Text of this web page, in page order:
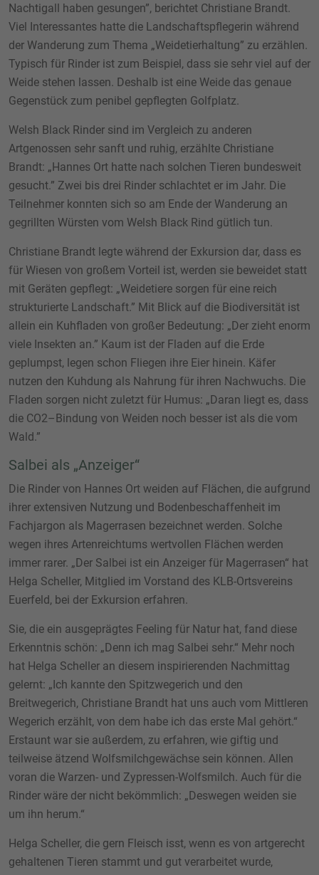
Nachtigall haben gesungen”, berichtet Christiane Brandt.
Viel Interessantes hatte die Landschaftspflegerin während
der Wanderung zum Thema „Weidetierhaltung” zu erzählen.
Typisch für Rinder ist zum Beispiel, dass sie sehr viel auf der
Weide stehen lassen. Deshalb ist eine Weide das genaue
Gegenstück zum penibel gepflegten Golfplatz.
Welsh Black Rinder sind im Vergleich zu anderen
Artgenossen sehr sanft und ruhig, erzählte Christiane
Brandt: „Hannes Ort hatte nach solchen Tieren bundesweit
gesucht.” Zwei bis drei Rinder schlachtet er im Jahr. Die
Teilnehmer konnten sich so am Ende der Wanderung an
gegrillten Würsten vom Welsh Black Rind gütlich tun.
Christiane Brandt legte während der Exkursion dar, dass es
für Wiesen von großem Vorteil ist, werden sie beweidet statt
mit Geräten gepflegt: „Weidetiere sorgen für eine reich
strukturierte Landschaft.” Mit Blick auf die Biodiversität ist
allein ein Kuhfladen von großer Bedeutung: „Der zieht enorm
viele Insekten an.” Kaum ist der Fladen auf die Erde
geplumpst, legen schon Fliegen ihre Eier hinein. Käfer
nutzen den Kuhdung als Nahrung für ihren Nachwuchs. Die
Fladen sorgen nicht zuletzt für Humus: „Daran liegt es, dass
die CO2–Bindung von Weiden noch besser ist als die vom
Wald.”
Salbei als „Anzeiger“
Die Rinder von Hannes Ort weiden auf Flächen, die aufgrund
ihrer extensiven Nutzung und Bodenbeschaffenheit im
Fachjargon als Magerrasen bezeichnet werden. Solche
wegen ihres Artenreichtums wertvollen Flächen werden
immer rarer. „Der Salbei ist ein Anzeiger für Magerrasen“ hat
Helga Scheller, Mitglied im Vorstand des KLB-Ortsvereins
Euerfeld, bei der Exkursion erfahren.
Sie, die ein ausgeprägtes Feeling für Natur hat, fand diese
Erkenntnis schön: „Denn ich mag Salbei sehr.“ Mehr noch
hat Helga Scheller an diesem inspirierenden Nachmittag
gelernt: „Ich kannte den Spitzwegerich und den
Breitwegerich, Christiane Brandt hat uns auch vom Mittleren
Wegerich erzählt, von dem habe ich das erste Mal gehört.“
Erstaunt war sie außerdem, zu erfahren, wie giftig und
teilweise ätzend Wolfsmilchgewächse sein können. Allen
voran die Warzen- und Zypressen-Wolfsmilch. Auch für die
Rinder wäre der nicht bekömmlich: „Deswegen weiden sie
um ihn herum.“
Helga Scheller, die gern Fleisch isst, wenn es von artgerecht
gehaltenen Tieren stammt und gut verarbeitet wurde,